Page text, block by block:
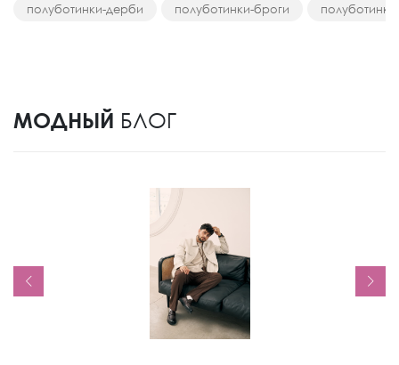
полуботинки-дерби полуботинки-броги
МОДНЫЙ БЛОГ